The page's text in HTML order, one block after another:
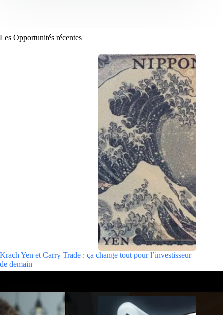
Les Opportunités récentes
Krach Yen et Carry Trade : ça change tout pour l’investisseur
de demain